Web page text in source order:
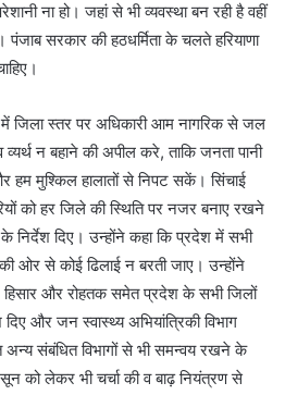
ना हो। जहां से भी व्यवस्था बन रही है वहीं
सरकार की हठधर्मिता के चलते हरियाणा
में जिला स्तर पर अधिकारी आम नागरिक से जल
न बहाने की अपील करे, ताकि जनता पानी
मुश्किल हालातों से निपट सकें। सिंचाई
को हर जिले की स्थिति पर नजर बनाए रखने
निर्देश दिए। उन्होंने कहा कि प्रदेश में सभी
की ओर से कोई ढिलाई न बरती जाए। उन्होंने
हिसार और रोहतक समेत प्रदेश के सभी जिलों
और जन स्वास्थ्य अभियांत्रिकी विभाग
अन्य संबंधित विभागों से भी समन्वय रखने के
को लेकर भी चर्चा की व बाढ़ नियंत्रण से